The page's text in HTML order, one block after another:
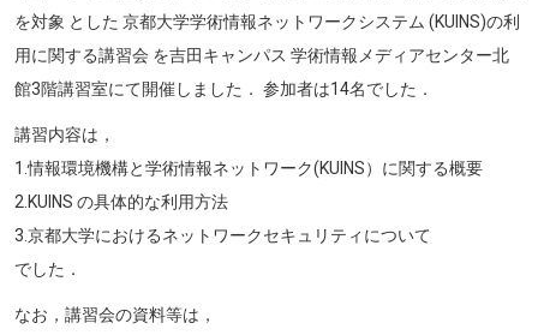
を対象 とした 京都大学学術情報ネットワークシステム (KUINS)の利
用に関する講習会 を吉田キャンパス 学術情報メディアセンター北
館3階講習室にて開催しました． 参加者は14名でした．
講習内容は，
1.情報環境機構と学術情報ネットワーク(KUINS）に関する概要
2.KUINS の具体的な利用方法
3.京都大学におけるネットワークセキュリティについて
でした．
なお，講習会の資料等は，